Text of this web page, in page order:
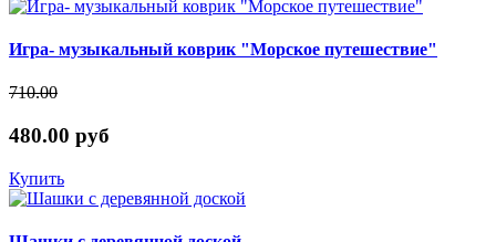
Игра- музыкальный коврик "Морское путешествие"
710.00
480.00 руб
Купить